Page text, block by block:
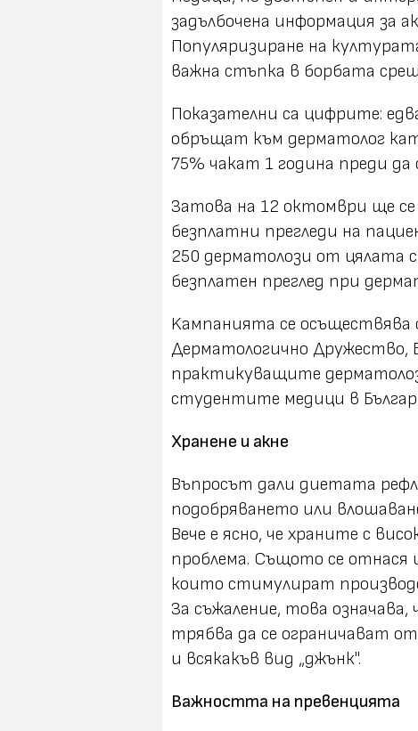
задълбочена информация за
Популяризиране на
важна стъпка в борбата
Показателни са цифрите:
обръщат към дерматолог
75% чакат 1 година преди
Затова на 12 октомври ще се
безплатни прегледи на
250 дерматолози от цялата
безплатен преглед при
Kампанията се осъществява
Дерматологично Дружество,
практикуващите
студентите медици в
Хранене и акне
Въпросът дали диетата
подобряването или
Вече е ясно, че храните с
проблема. Същото се
които стимулират
За съжаление, това
трябва да се ограничават
и всякакъв вид „джънк".
Важността на превенцията